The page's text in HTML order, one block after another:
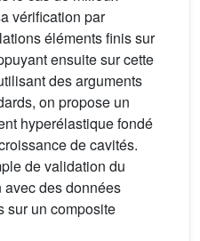
vérification par
éléments finis sur
ensuite sur cette
des arguments
on propose un
hyperélastique fondé
de cavités.
de validation du
des données
sur un composite